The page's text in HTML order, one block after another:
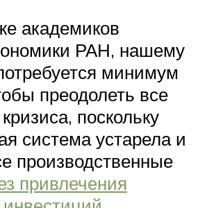
академиков
РАН, нашему
минимум
преодолеть все
поскольку
система устарела и
производственные
привлечения